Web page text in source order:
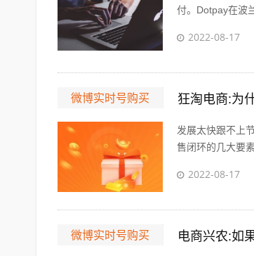
付。Dotpay在波
2022-08-17
微博实时号购买 狂淘电商:为
发展太快跟不上
售闭环的几大要
2022-08-17
微博实时号购买 电商兴农:如